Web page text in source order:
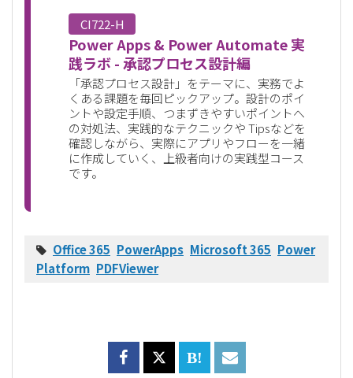
CI722-H
Power Apps & Power Automate 実
践ラボ - 承認プロセス設計編
「承認プロセス設計」をテーマに、実務でよ
くある課題を毎回ピックアップ。設計のポイ
ントや設定手順、つまずきやすいポイントへ
の対処法、実践的なテクニックや Tipsなどを
確認しながら、実際にアプリやフローを一緒
に作成していく、上級者向けの実践型コース
です。
Office 365 PowerApps Microsoft 365 Power
Platform PDFViewer